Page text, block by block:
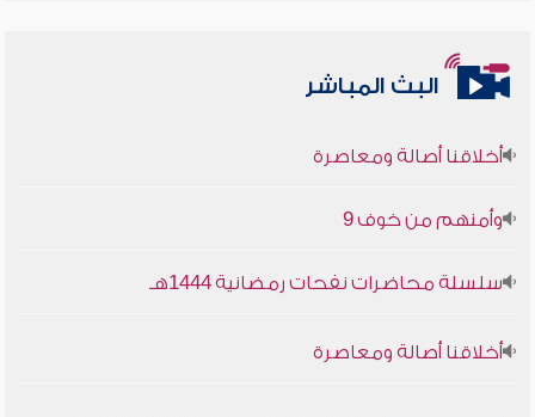
البث المباشر